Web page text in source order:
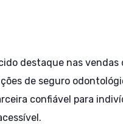
destaque nas vendas
de seguro
confiável para